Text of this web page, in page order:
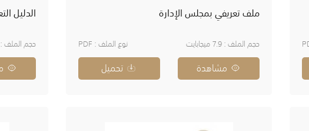
ملف تعريفي بمجلس الإدارة
حجم الملف : 7.9 ميجابايت نوع الملف : PDF
مشاهدة تحميل
الدليل
حجم الملف : 374.3 كيلوبايت